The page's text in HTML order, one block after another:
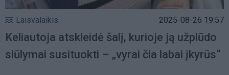
Laisvalaikis 2025-08-26 19:57
Keliautoja atskleidė šalį, kurioje ją užplūdo
siūlymai susituokti – „vyrai čia labai įkyrūs“